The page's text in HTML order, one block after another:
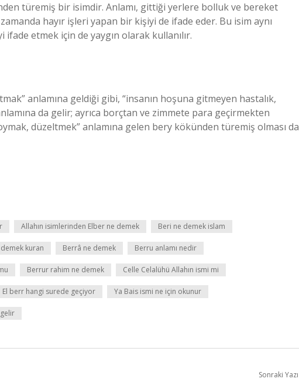
türemiş bir isimdir. Anlamı, gittiği yerlere bolluk ve bereket
hayır işleri yapan bir kişiyi de ifade eder. Bu isim aynı
etmek için de yaygın olarak kullanılır.
anlamına geldiği gibi, “insanın hoşuna gitmeyen hastalık,
da gelir; ayrıca borçtan ve zimmete para geçirmekten
düzeltmek” anlamına gelen bery kökünden türemiş olması da
Allahın isimlerinden Elber ne demek Beri ne demek islam
kuran Berrâ ne demek Berru anlamı nedir
Berrur rahim ne demek Celle Celalühü Allahın ismi mi
El berr hangi surede geçiyor Ya Bais ismi ne için okunur
Sonraki Yazı